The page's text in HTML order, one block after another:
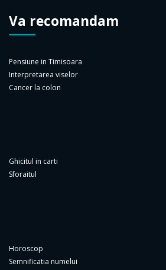
Va recomandam
Pensiune in Timisoara
Interpretarea viselor
Cancer la colon
Ghicitul in carti
Sforaitul
Horoscop
Semnificatia numelui